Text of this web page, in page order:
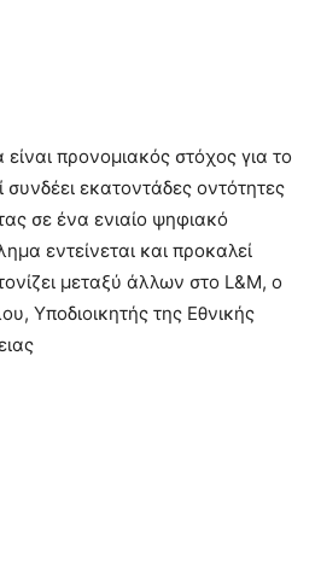
προνομιακός στόχος για το
εκατοντάδες οντότητες
σε ένα ενιαίο ψηφιακό
εντείνεται και προκαλεί
μεταξύ άλλων στο L&M, ο
Υποδιοικητής της Εθνικής